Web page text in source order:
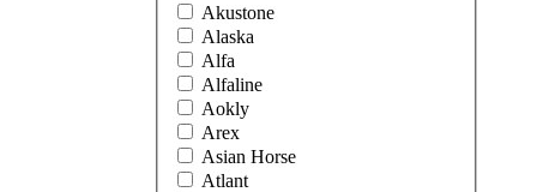
Akustone
Alaska
Alfa
Alfaline
Aokly
Arex
Asian Horse
Atlant